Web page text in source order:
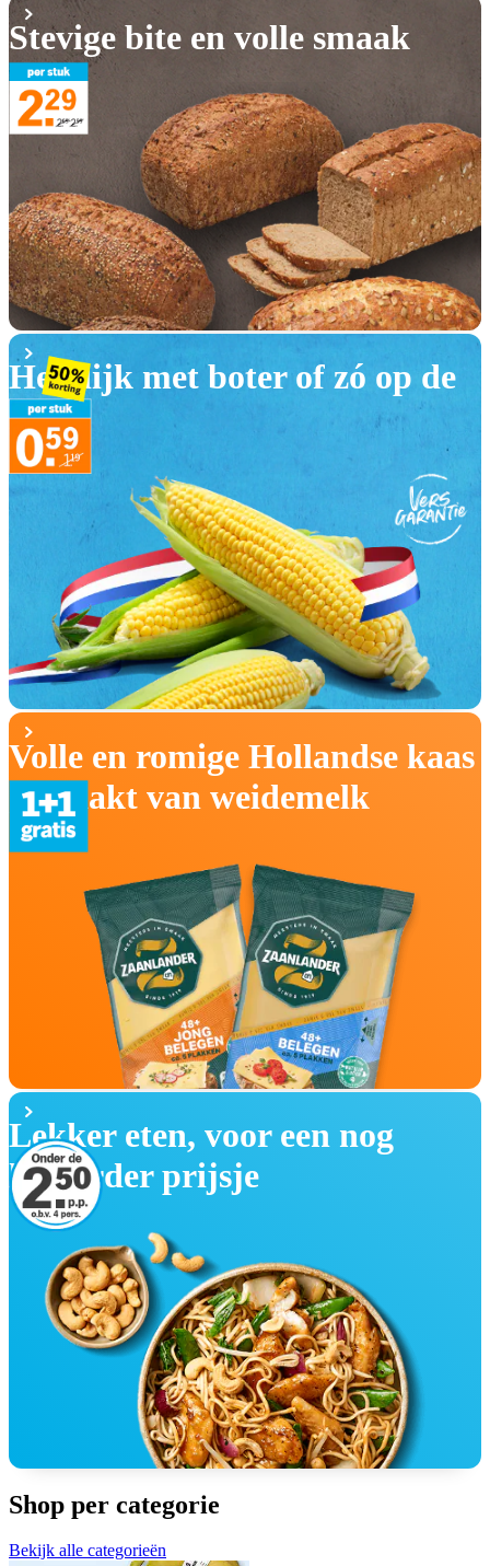
Stevige bite en volle smaak
Heerlijk met boter of zó op de
BBQ
Volle en romige Hollandse kaas
gemaakt van weidemelk
Lekker eten, voor een nog
lekkerder prijsje
Shop per categorie
Bekijk alle categorieën